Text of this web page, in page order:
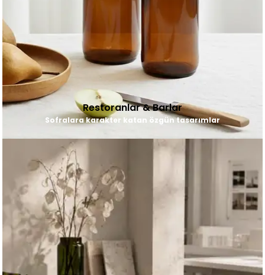
Restoranlar & Barlar
Sofralara karakter katan özgün tasarımlar